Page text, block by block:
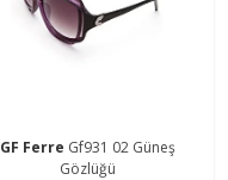
GF Ferre Gf931 02 Güneş
Gözlüğü